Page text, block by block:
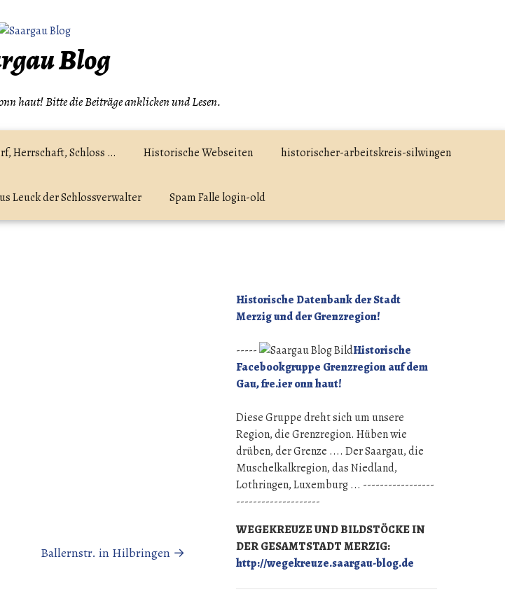
Blog
haut! Bitte die Beiträge anklicken und Lesen.
Herrschaft, Schloss … Historische Webseiten historischer-arbeitskreis-silwingen
Leuck der Schlossverwalter Spam Falle login-old
Ballernstr. in Hilbringen →
Historische Datenbank der Stadt
Merzig und der Grenzregion!
-----
Historische
Facebookgruppe Grenzregion auf dem
Gau, fre.ier onn haut!
Diese Gruppe dreht sich um unsere
Region, die Grenzregion. Hüben wie
drüben, der Grenze .... Der Saargau, die
Muschelkalkregion, das Niedland,
Lothringen, Luxemburg ... -----------------
--------------------
WEGEKREUZE UND BILDSTÖCKE IN
DER GESAMTSTADT MERZIG:
http://wegekreuze.saargau-blog.de